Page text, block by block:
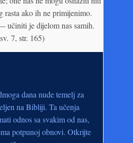
rasta ako ih ne primijenimo.
učiniti je dijelom nas samih.
7, str. 165)
dana nude temelj za
na Bibliji. Ta učenja
odnos sa svakim od nas,
potpunoj obnovi. Otkrijte